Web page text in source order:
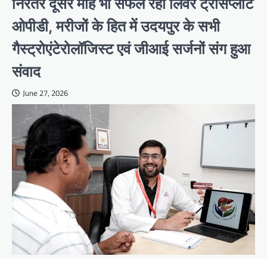
ओपीडी, मरीजों के हित में उदयपुर के सभी
गैस्ट्रोएंटेरोलॉजिस्ट एवं जीआई सर्जनों संग हुआ
संवाद
June 27, 2026